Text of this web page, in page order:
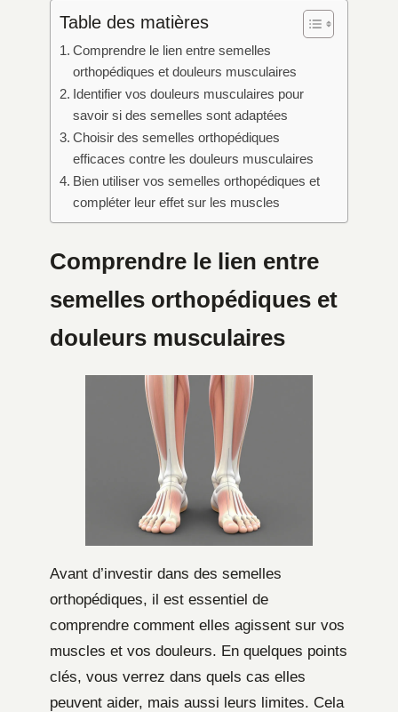
Table des matières
Comprendre le lien entre semelles
orthopédiques et douleurs musculaires
Identifier vos douleurs musculaires pour
savoir si des semelles sont adaptées
Choisir des semelles orthopédiques
efficaces contre les douleurs musculaires
Bien utiliser vos semelles orthopédiques et
compléter leur effet sur les muscles
Comprendre le lien entre
semelles orthopédiques et
douleurs musculaires
Avant d’investir dans des semelles
orthopédiques, il est essentiel de
comprendre comment elles agissent sur vos
muscles et vos douleurs. En quelques points
clés, vous verrez dans quels cas elles
peuvent aider, mais aussi leurs limites. Cela